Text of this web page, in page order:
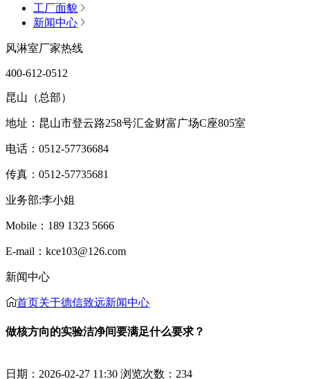
工厂面貌
新闻中心
风淋室厂家热线
400-612-0512
昆山（总部）
地址：昆山市登云路258号汇金财富广场C座805室
电话：0512-57736684
传真：0512-57735681
业务部:李小姐
Mobile：189 1323 5666
E-mail：kce103@126.com
新闻中心
首页关于德信致远新闻中心
做核方向的实验洁净间要满足什么要求？
日期：2026-02-27 11:30 浏览次数： 234